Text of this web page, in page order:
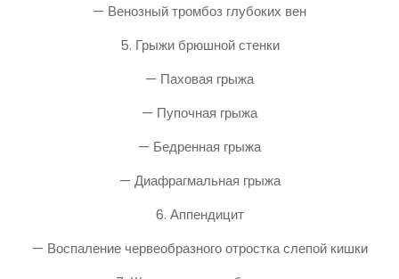
— Венозный тромбоз глубоких вен
5. Грыжи брюшной стенки
— Паховая грыжа
— Пупочная грыжа
— Бедренная грыжа
— Диафрагмальная грыжа
6. Аппендицит
— Воспаление червеобразного отростка слепой кишки